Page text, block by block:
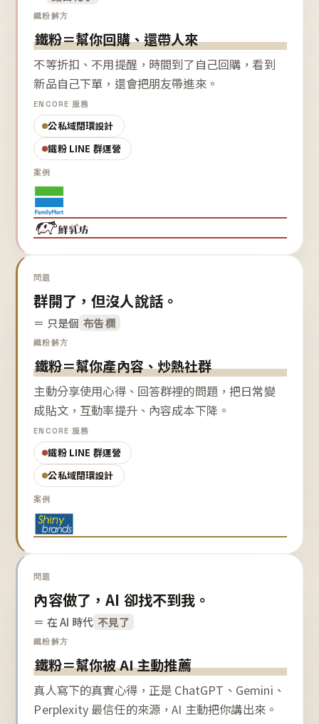
鐵粉解方
鐵粉＝幫你回購、還帶人來
不等折扣、不用提醒，時間到了自己回購，看到
新品自己下單，還會把朋友帶進來。
ENCORE 服務
公私域閉環設計
鐵粉 LINE 群運營
案例
問題
群開了，但沒人說話。
＝ 只是個 布告欄
鐵粉解方
鐵粉＝幫你產內容、炒熱社群
主動分享使用心得、回答群裡的問題，把日常變
成貼文，互動率提升、內容成本下降。
ENCORE 服務
鐵粉 LINE 群運營
公私域閉環設計
案例
問題
內容做了，AI 卻找不到我。
＝ 在 AI 時代 不見了
鐵粉解方
鐵粉＝幫你被 AI 主動推薦
真人寫下的真實心得，正是 ChatGPT、Gemini、
Perplexity 最信任的來源，AI 主動把你講出來。